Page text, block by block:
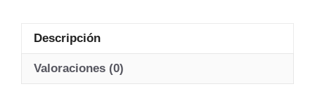
at
s
A
c
e
b
gr
a
Descripción
Valoraciones (0)